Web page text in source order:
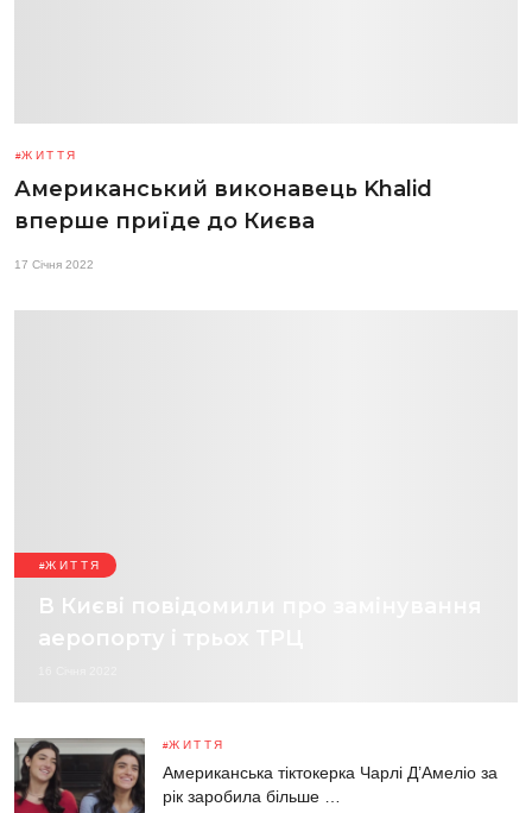
ЖИТТЯ
Американський виконавець Khalid
вперше приїде до Києва
17 Січня 2022
ЖИТТЯ
В Києві повідомили про замінування
аеропорту і трьох ТРЦ
ЖИТТЯ
Американська тіктокерка Чарлі Д’Амеліо за
рік заробила більше …